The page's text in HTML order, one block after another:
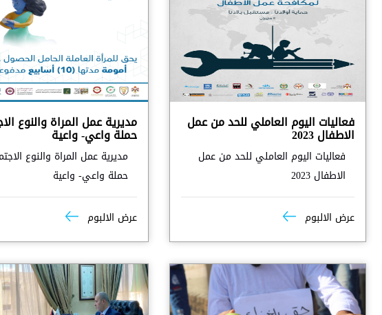
فعاليات اليوم العاملي للحد من عمل
الاطفال 2023
فعاليات اليوم العاملي للحد من عمل
الاطفال 2023
عرض الالبوم
مديرية عمل المراة والنوع
حملة واعي- واعية
مديرية عمل المراة والنوع
حملة واعي- واعية
عرض الالبوم